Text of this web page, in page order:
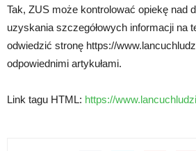
Tak, ZUS może kontrolować opiekę nad
uzyskania szczegółowych informacji na
odwiedzić stronę https://
odpowiednimi artykułami.
Link tagu HTML: https://